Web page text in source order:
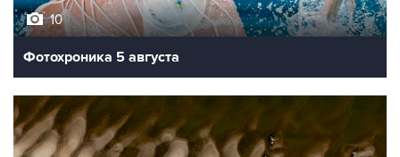
10
Фотохроника 5 августа